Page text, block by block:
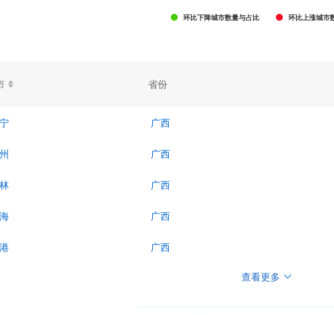
环比下降城市数量与占比 环比上涨城市
省份
广西
广西
广西
广西
广西
查看更多